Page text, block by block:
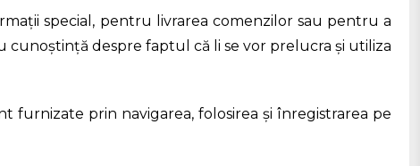
special, pentru livrarea comenzilor sau pentru a
despre faptul că li se vor prelucra și utiliza
furnizate prin navigarea, folosirea și înregistrarea pe